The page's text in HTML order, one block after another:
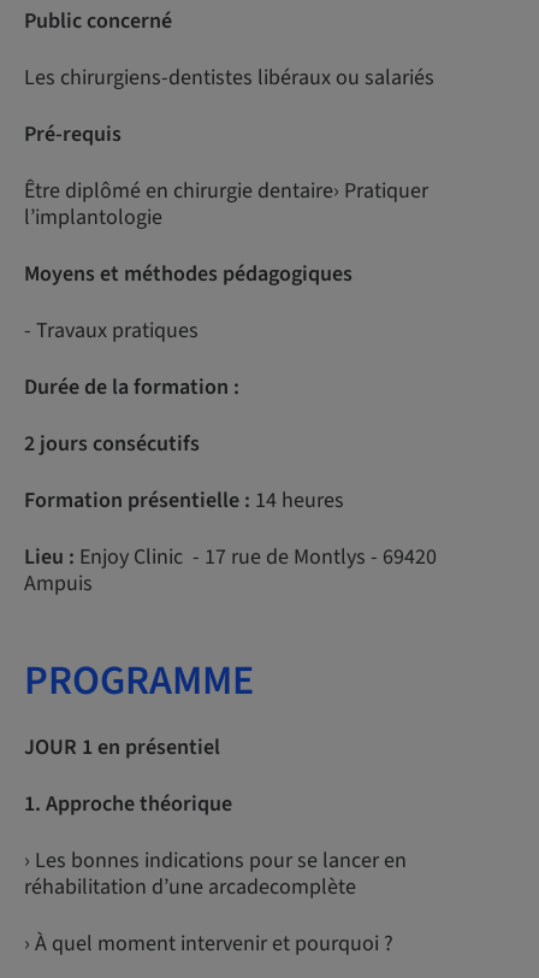
Public concerné
Les chirurgiens-dentistes libéraux ou salariés
Pré-requis
Être diplômé en chirurgie dentaire› Pratiquer
l’implantologie
Moyens et méthodes pédagogiques
- Travaux pratiques
Durée de la formation :
2 jours consécutifs
Formation présentielle : 14 heures
Lieu : Enjoy Clinic - 17 rue de Montlys - 69420
Ampuis
PROGRAMME
JOUR 1 en présentiel
1. Approche théorique
› Les bonnes indications pour se lancer en
réhabilitation d’une arcadecomplète
› À quel moment intervenir et pourquoi ?